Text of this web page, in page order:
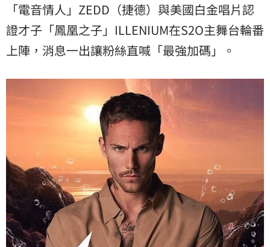
「電音情人」ZEDD（捷德）與美國白金唱片認
證才子「鳳凰之子」ILLENIUM在S2O主舞台輪番
上陣，消息一出讓粉絲直喊「最強加碼」。